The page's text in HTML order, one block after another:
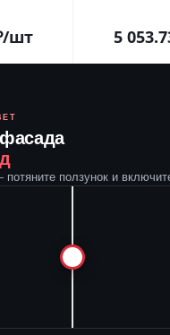
/шт 5
ползунок и